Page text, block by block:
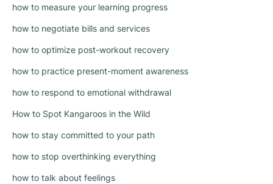
how to measure your learning progress
how to negotiate bills and services
how to optimize post-workout recovery
how to practice present-moment awareness
how to respond to emotional withdrawal
How to Spot Kangaroos in the Wild
how to stay committed to your path
how to stop overthinking everything
how to talk about feelings